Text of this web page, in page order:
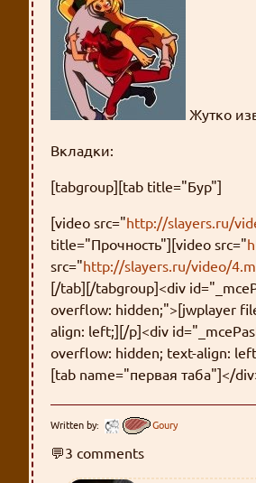
Жутко
Вкладки:
[tabgroup][tab title="Бур"]
[video src="http://slayers.ru/
title="Прочность"][video src="
src="http://slayers.ru/video/
[/tab][/tabgroup]<div
overflow: hidden;">[jwplayer
align: left;][/p]<div
overflow: hidden; text-align:
[tab name="первая таба"]</
Written by: Goury
💬3 comments